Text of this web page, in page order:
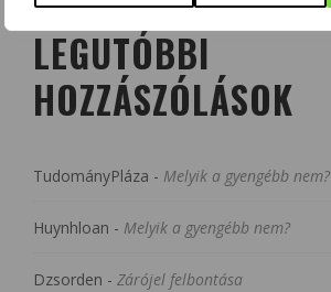
LEGUTÓBBI
HOZZÁSZÓLÁSOK
TudományPláza - Melyik a gyengébb nem?
Huynhloan - Melyik a gyengébb nem?
Dzsorden - Zárójel felbontása